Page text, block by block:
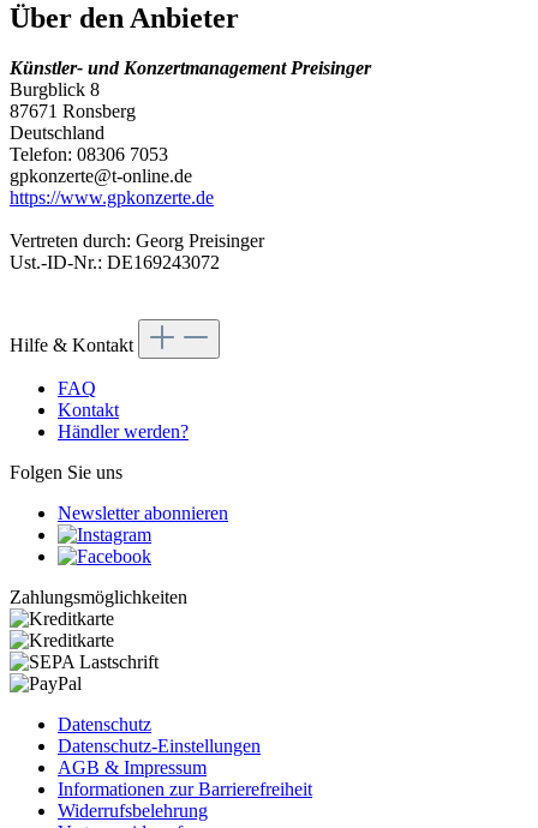
Über den Anbieter
Künstler- und Konzertmanagement Preisinger
Burgblick 8
87671 Ronsberg
Deutschland
Telefon: 08306 7053
gpkonzerte@t-online.de
https://www.gpkonzerte.de
Vertreten durch: Georg Preisinger
Ust.-ID-Nr.: DE169243072
Hilfe & Kontakt
FAQ
Kontakt
Händler werden?
Folgen Sie uns
Newsletter abonnieren
Zahlungsmöglichkeiten
Datenschutz
Datenschutz-Einstellungen
AGB & Impressum
Informationen zur Barrierefreiheit
Widerrufsbelehrung